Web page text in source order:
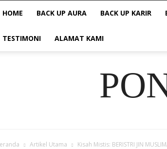
HOME BACK UP AURA BACK UP KARIR
TESTIMONI ALAMAT KAMI
Artikel Utama Kisah Mistis: BERISTRI JIN